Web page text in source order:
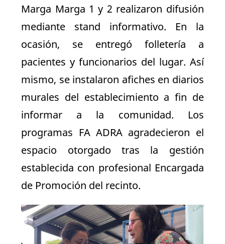
Marga Marga 1 y 2 realizaron difusión
mediante stand informativo. En la
ocasión, se entregó folletería a
pacientes y funcionarios del lugar. Así
mismo, se instalaron afiches en diarios
murales del establecimiento a fin de
informar a la comunidad. Los
programas FA ADRA agradecieron el
espacio otorgado tras la gestión
establecida con profesional Encargada
de Promoción del recinto.